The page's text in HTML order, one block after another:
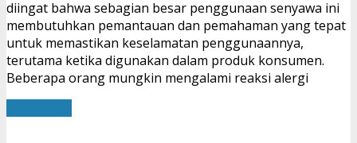
diingat bahwa sebagian besar penggunaan senyawa ini
membutuhkan pemantauan dan pemahaman yang tepat
untuk memastikan keselamatan penggunaannya,
terutama ketika digunakan dalam produk konsumen.
Beberapa orang mungkin mengalami reaksi alergi